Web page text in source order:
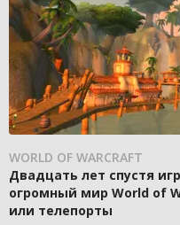
WORLD OF WARCRAFT
Двадцать лет спустя
огромный мир World of
или телепорты